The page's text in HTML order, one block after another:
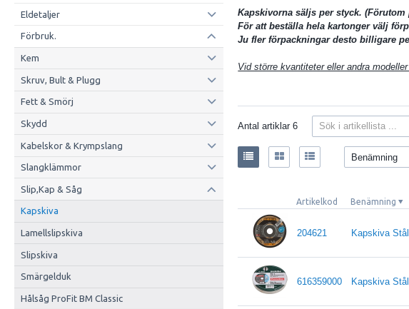
Eldetaljer
Förbruk.
Kem
Skruv, Bult & Plugg
Fett & Smörj
Skydd
Kabelskor & Krympslang
Slangklämmor
Slip,Kap & Såg
Kapskiva
Lamellslipskiva
Slipskiva
Smärgelduk
Hålsåg ProFit BM Classic
Kapskivorna säljs per styck. (Förutom
För att beställa hela kartonger välj
Ju fler förpackningar desto billigare
Vid större kvantiteter eller andra
Antal artiklar6
Benämning
Artikelkod Benämning
204621 Kapskiva
616359000 Kapskiva